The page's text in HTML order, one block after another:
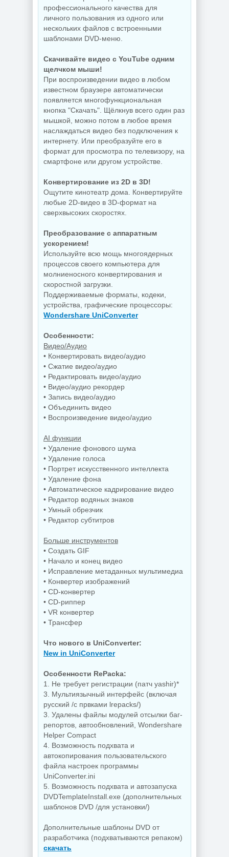
профессионального качества для
личного пользования из одного или
нескольких файлов с встроенными
шаблонами DVD-меню.
Скачивайте видео с YouTube одним
щелчком мыши!
При воспроизведении видео в любом
известном браузере автоматически
появляется многофункциональная
кнопка "Скачать". Щёлкнув всего один раз
мышкой, можно потом в любое время
наслаждаться видео без подключения к
интернету. Или преобразуйте его в
формат для просмотра по телевизору, на
смартфоне или другом устройстве.
Конвертирование из 2D в 3D!
Ощутите кинотеатр дома. Конвертируйте
любые 2D-видео в 3D-формат на
сверхвысоких скоростях.
Преобразование с аппаратным
ускорением!
Используйте всю мощь многоядерных
процессов своего компьютера для
молниеносного конвертирования и
скоростной загрузки.
Поддерживаемые форматы, кодеки,
устройства, графические процессоры:
Wondershare UniConverter
Особенности:
Видео/Аудио
• Конвертировать видео/аудио
• Сжатие видео/аудио
• Редактировать видео/аудио
• Видео/аудио рекордер
• Запись видео/аудио
• Объединить видео
• Воспроизведение видео/аудио
AI функции
• Удаление фонового шума
• Удаление голоса
• Портрет искусственного интеллекта
• Удаление фона
• Автоматическое кадрирование видео
• Редактор водяных знаков
• Умный обрезчик
• Редактор субтитров
Больше инструментов
• Создать GIF
• Начало и конец видео
• Исправление метаданных мультимедиа
• Конвертер изображений
• CD-конвертер
• CD-риппер
• VR конвертер
• Трансфер
Что нового в UniConverter:
New in UniConverter
Особенности RePacka:
1. Не требует регистрации (патч yashir)*
3. Мультиязычный интерфейс (включая
русский /с првками lrepacks/)
3. Удалены файлы модулей отсылки баг-
репортов, автообновлений, Wondershare
Helper Compact
4. Возможность подхвата и
автокопирования пользовательского
файла настроек программы
UniConverter.ini
5. Возможность подхвата и автозапуска
DVDTemplateInstall.exe (дополнительных
шаблонов DVD /для установки/)
Дополнительные шаблоны DVD от
разработчика (подхватываются репаком)
скачать